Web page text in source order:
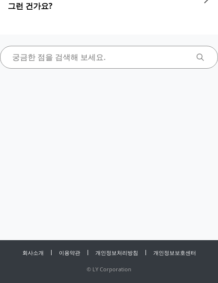
그런 건가요?
회사소개 이용약관 개인정보처리방침 개인정보보호센터
© LY Corporation